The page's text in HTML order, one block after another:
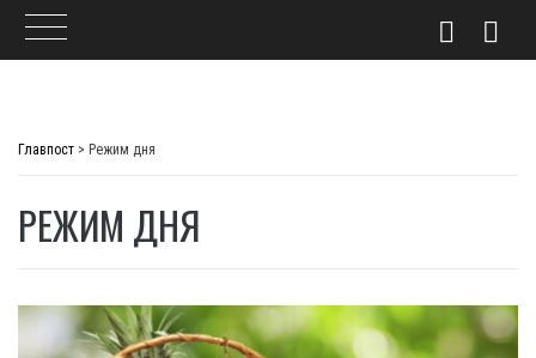
Главпост > Режим дня
РЕЖИМ ДНЯ